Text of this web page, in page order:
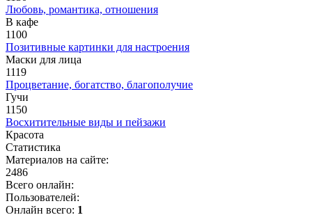
Любовь, романтика, отношения
В кафе
1100
Позитивные картинки для настроения
Маски для лица
1119
Процветание, богатство, благополучие
Гучи
1150
Восхитительные виды и пейзажи
Красота
Статистика
Материалов на сайте:
2486
Всего онлайн:
Пользователей:
Онлайн всего: 1